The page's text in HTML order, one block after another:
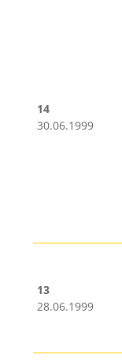
14
30.06.1999
13
28.06.1999